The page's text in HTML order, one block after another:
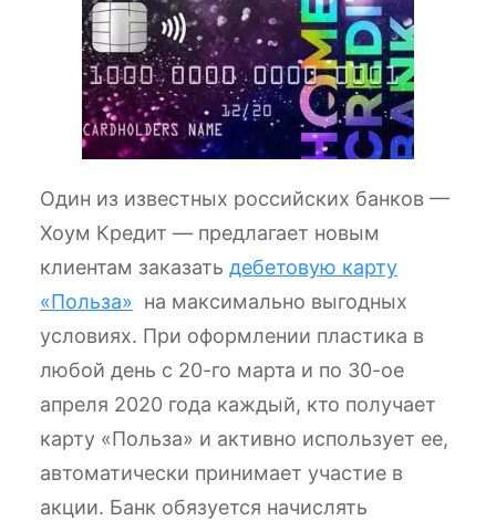
Один из известных российских банков —
Хоум Кредит — предлагает новым
клиентам заказать дебетовую карту
«Польза» на максимально выгодных
условиях. При оформлении пластика в
любой день с 20-го марта и по 30-ое
апреля 2020 года каждый, кто получает
карту «Польза» и активно использует ее,
автоматически принимает участие в
акции. Банк обязуется начислять